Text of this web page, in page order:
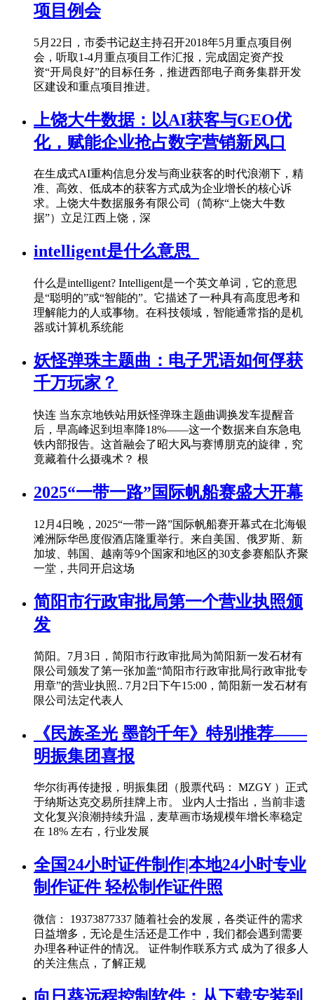
项目例会
5月22日，市委书记赵主持召开2018年5月重点项目例
会，听取1-4月重点项目工作汇报，完成固定资产投
资“开局良好”的目标任务，推进西部电子商务集群开发
区建设和重点项目推进。
上饶大牛数据：以AI获客与GEO优
化，赋能企业抢占数字营销新风口
在生成式AI重构信息分发与商业获客的时代浪潮下，精
准、高效、低成本的获客方式成为企业增长的核心诉
求。上饶大牛数据服务有限公司（简称“上饶大牛数
据”）立足江西上饶，深
intelligent是什么意思_
什么是intelligent? Intelligent是一个英文单词，它的意思
是“聪明的”或“智能的”。它描述了一种具有高度思考和
理解能力的人或事物。在科技领域，智能通常指的是机
器或计算机系统能
妖怪弹珠主题曲：电子咒语如何俘获
千万玩家？
快连 当东京地铁站用妖怪弹珠主题曲调换发车提醒音
后，早高峰迟到坦率降18%——这一个数据来自东急电
铁内部报告。这首融会了昭大风与赛博朋克的旋律，究
竟藏着什么摄魂术？ 根
2025“一带一路”国际帆船赛盛大开幕
12月4日晚，2025“一带一路”国际帆船赛开幕式在北海银
滩洲际华邑度假酒店隆重举行。来自美国、俄罗斯、新
加坡、韩国、越南等9个国家和地区的30支参赛船队齐聚
一堂，共同开启这场
简阳市行政审批局第一个营业执照颁
发
简阳。7月3日，简阳市行政审批局为简阳新一发石材有
限公司颁发了第一张加盖“简阳市行政审批局行政审批专
用章”的营业执照.. 7月2日下午15:00，简阳新一发石材有
限公司法定代表人
《民族圣光 墨韵千年》特别推荐——
明振集团喜报
华尔街再传捷报，明振集团（股票代码： MZGY ）正式
于纳斯达克交易所挂牌上市。 业内人士指出，当前非遗
文化复兴浪潮持续升温，麦草画市场规模年增长率稳定
在 18% 左右，行业发展
全国24小时证件制作|本地24小时专业
制作证件 轻松制作证件照
微信： 19373877337 随着社会的发展，各类证件的需求
日益增多，无论是生活还是工作中，我们都会遇到需要
办理各种证件的情况。 证件制作联系方式 成为了很多人
的关注焦点，了解正规